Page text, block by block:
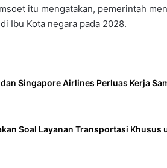
itu mengatakan, pemerintah
Ibu Kota negara pada 2028.
Singapore Airlines Perluas Kerja
Soal Layanan Transportasi Khusus